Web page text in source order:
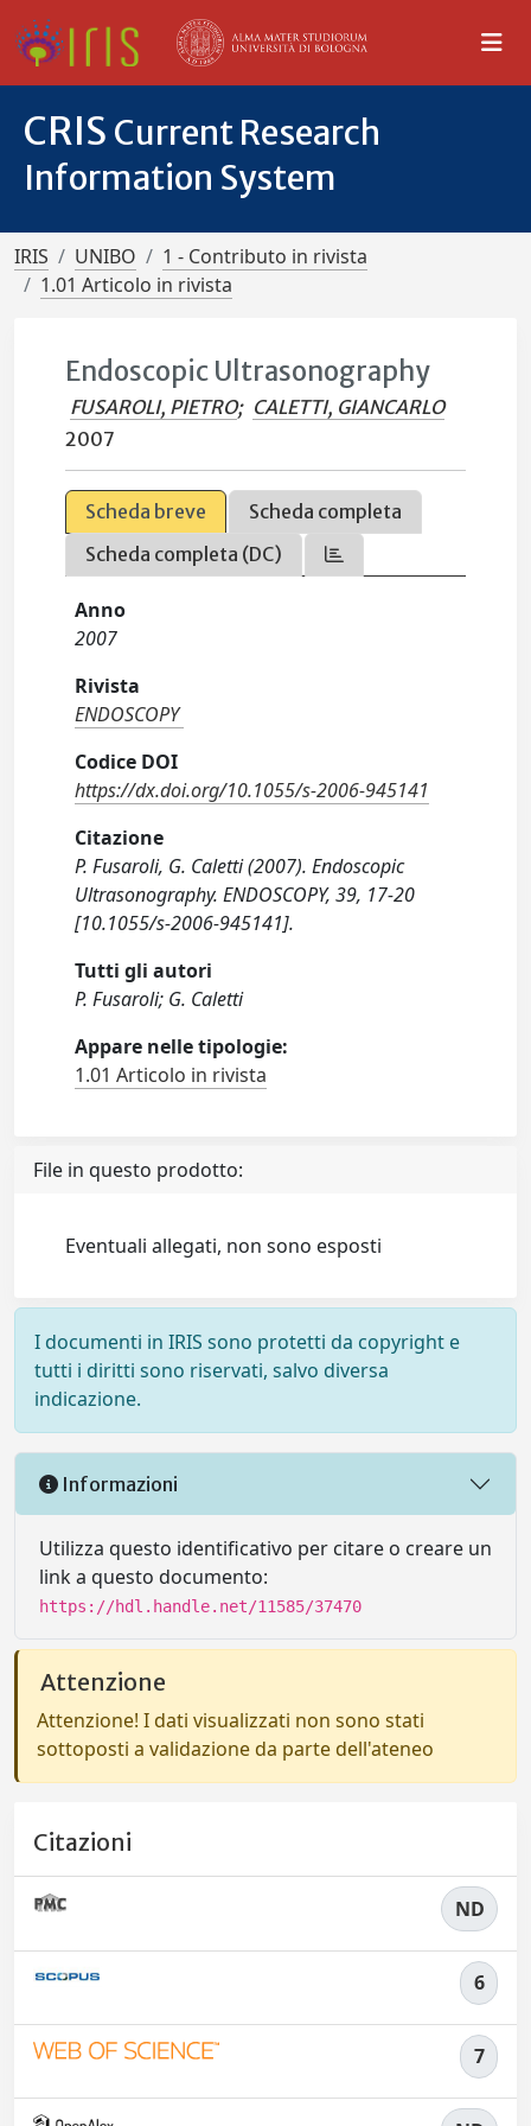
CRIS Current Research
Information System
IRIS UNIBO
1 - Contributo in rivista
1.01 Articolo in rivista
Endoscopic Ultrasonography
FUSAROLI, PIETRO; CALETTI, GIANCARLO
2007
Scheda breve
Scheda completa
Scheda completa (DC)
Anno
2007
Rivista
ENDOSCOPY
Codice DOI
https://dx.doi.org/10.1055/s-2006-945141
Citazione
P. Fusaroli, G. Caletti (2007). Endoscopic
Ultrasonography. ENDOSCOPY, 39, 17-20
[10.1055/s-2006-945141].
Tutti gli autori
P. Fusaroli; G. Caletti
Appare nelle tipologie:
1.01 Articolo in rivista
File in questo prodotto:
Eventuali allegati, non sono esposti
I documenti in IRIS sono protetti da copyright e
tutti i diritti sono riservati, salvo diversa
indicazione.
Informazioni
Utilizza questo identificativo per citare o creare un
link a questo documento:
https://hdl.handle.net/11585/37470
Attenzione
Attenzione! I dati visualizzati non sono stati
sottoposti a validazione da parte dell'ateneo
Citazioni
ND
6
7